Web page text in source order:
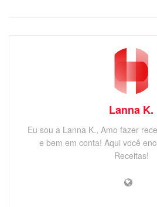
Lanna K.
Eu sou a Lanna K., Amo fazer
e bem em conta! Aqui você
Receitas!